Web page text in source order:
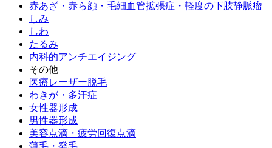
赤あざ・赤ら顔・毛細血管拡張症・軽度の下肢静脈瘤
しみ
しわ
たるみ
内科的アンチエイジング
その他
医療レーザー脱毛
わきが・多汗症
女性器形成
男性器形成
美容点滴・疲労回復点滴